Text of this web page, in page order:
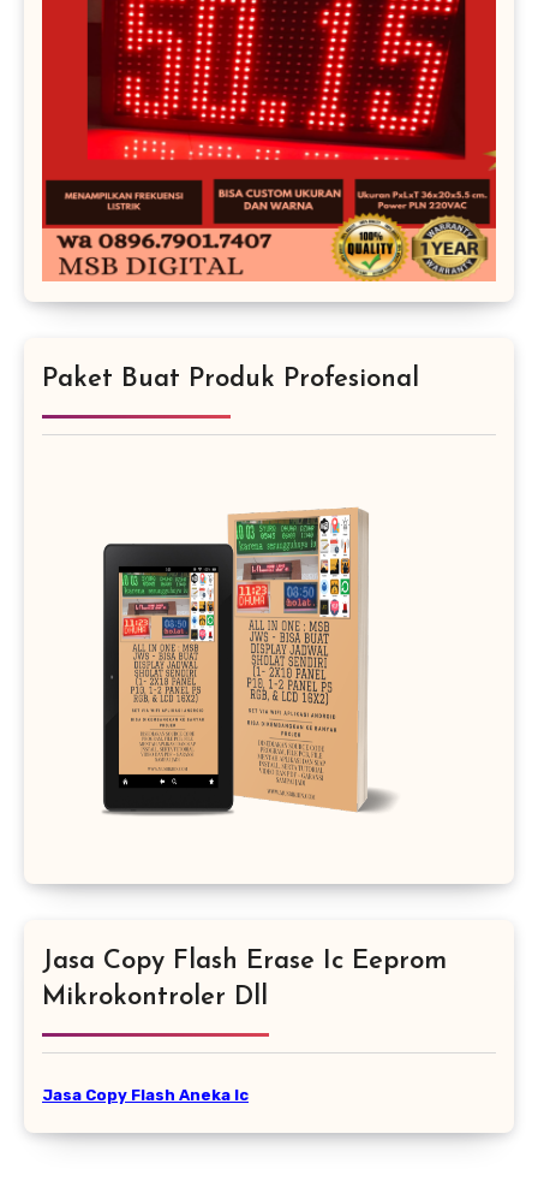
Paket Buat Produk Profesional
Jasa Copy Flash Erase Ic Eeprom
Mikrokontroler Dll
Jasa Copy Flash Aneka Ic